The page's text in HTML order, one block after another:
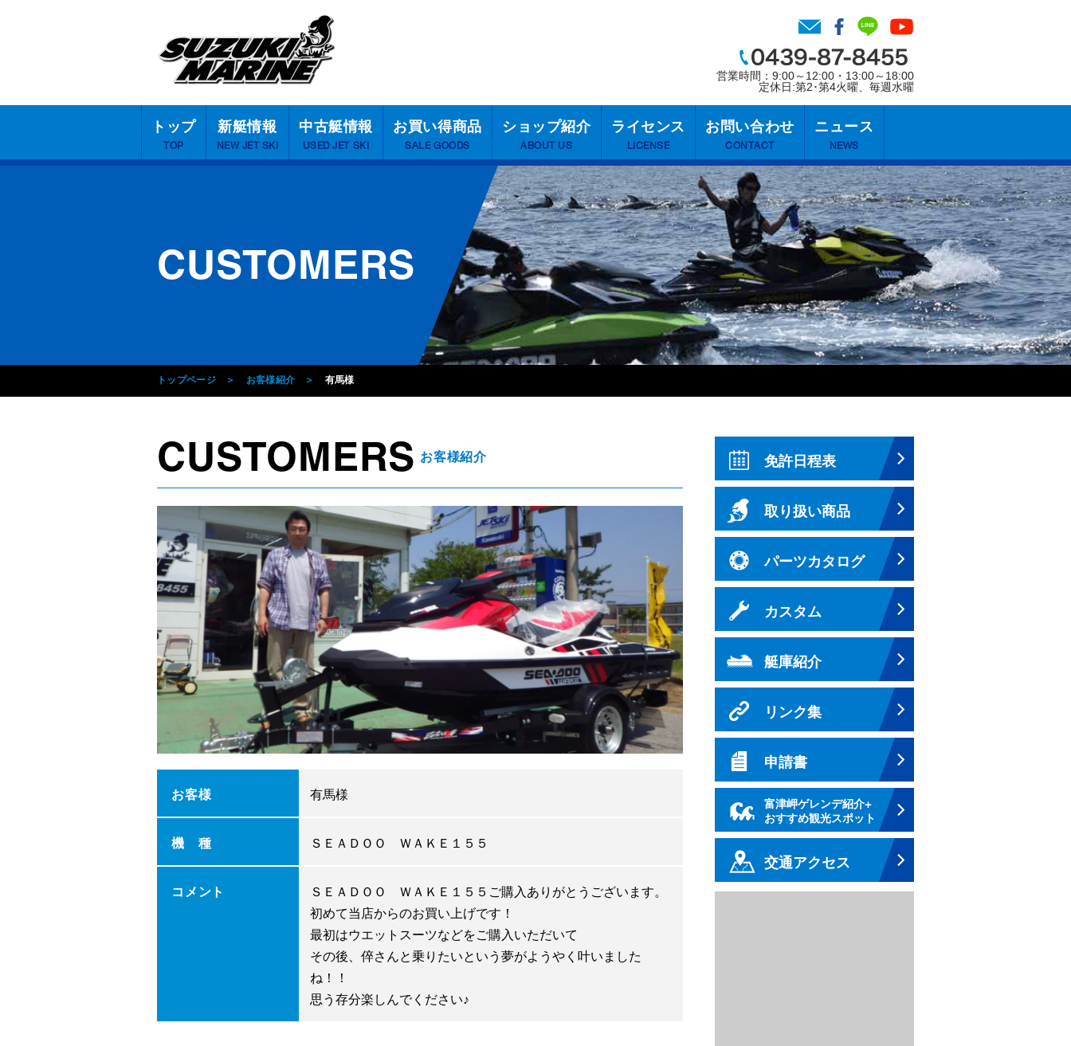
営業時間：9:00～12:00・13:00～18:00
定休日:第2･第4火曜、毎週水曜
トップ
TOP
新艇情報
NEW JET SKI
中古艇情報
USED JET SKI
お買い得商品
SALE GOODS
ショップ紹介
ABOUT US
ライセンス
LICENSE
お問い合わせ
CONTACT
ニュース
NEWS
CUSTOMERS
トップページ お客様紹介 有馬様
CUSTOMERS お客様紹介
お客様 有馬様
機 種 ＳＥＡＤＯＯ ＷＡＫＥ１５５
コメント
ＳＥＡＤＯＯ ＷＡＫＥ１５５ご購入ありがとうございます。
初めて当店からのお買い上げです！
最初はウエットスーツなどをご購入いただいて
その後、倅さんと乗りたいという夢がようやく叶いました
ね！！
思う存分楽しんでください♪
免許日程表
取り扱い商品
パーツカタログ
カスタム
艇庫紹介
リンク集
申請書
富津岬ゲレンデ紹介+
おすすめ観光スポット
交通アクセス